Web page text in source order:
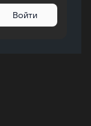
Войти